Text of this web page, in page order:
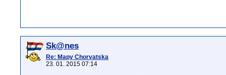
Sk@nes
Re: Mapy Chorvatska
23. 01. 2015 07:14